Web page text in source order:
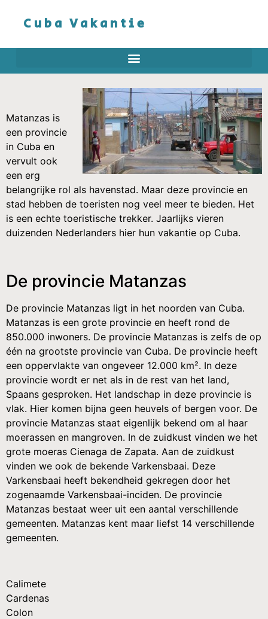
Cuba Vakantie
Matanzas is
een provincie
in Cuba en
vervult ook
een erg
belangrijke rol als havenstad. Maar deze provincie en
stad hebben de toeristen nog veel meer te bieden. Het
is een echte toeristische trekker. Jaarlijks vieren
duizenden Nederlanders hier hun vakantie op Cuba.
De provincie Matanzas
De provincie Matanzas ligt in het noorden van Cuba.
Matanzas is een grote provincie en heeft rond de
850.000 inwoners. De provincie Matanzas is zelfs de op
één na grootste provincie van Cuba. De provincie heeft
een oppervlakte van ongeveer 12.000 km². In deze
provincie wordt er net als in de rest van het land,
Spaans gesproken. Het landschap in deze provincie is
vlak. Hier komen bijna geen heuvels of bergen voor. De
provincie Matanzas staat eigenlijk bekend om al haar
moerassen en mangroven. In de zuidkust vinden we het
grote moeras Cienaga de Zapata. Aan de zuidkust
vinden we ook de bekende Varkensbaai. Deze
Varkensbaai heeft bekendheid gekregen door het
zogenaamde Varkensbaai-inciden. De provincie
Matanzas bestaat weer uit een aantal verschillende
gemeenten. Matanzas kent maar liefst 14 verschillende
gemeenten.
Calimete
Cardenas
Colon